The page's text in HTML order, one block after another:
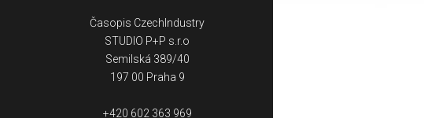
Časopis CzechIndustry
STUDIO P+P s.r.o
Semilská 389/40
197 00 Praha 9
+420 602 363 969